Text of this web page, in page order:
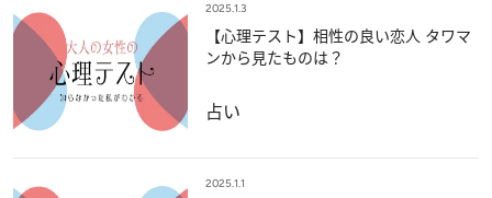
2025.1.3
【心理テスト】相性の良い恋人 タワマ
ンから見たものは？
占い
2025.1.1